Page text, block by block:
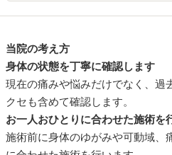
当院の考え方
身体の状態を丁寧に確認します
現在の痛みや悩みだけでなく、過
クセも含めて確認します。
お一人おひとりに合わせた施術を
施術前に身体のゆがみや可動域、